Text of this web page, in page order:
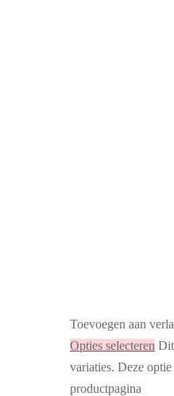
Toevoegen aan
Opties selecteren
variaties. Deze
productpagina